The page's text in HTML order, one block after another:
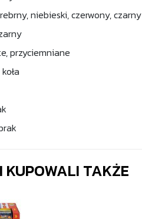
niebieski, czerwony, czarny
przyciemniane
KUPOWALI TAKŻE